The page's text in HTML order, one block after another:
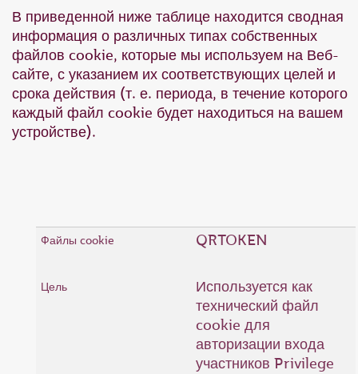
В приведенной ниже таблице находится сводная
информация о различных типах собственных
файлов cookie, которые мы используем на Веб-
сайте, с указанием их соответствующих целей и
срока действия (т. е. периода, в течение которого
каждый файл cookie будет находиться на вашем
устройстве).
QRTOKEN
Используется как
технический файл
cookie для
авторизации входа
участников Privilege